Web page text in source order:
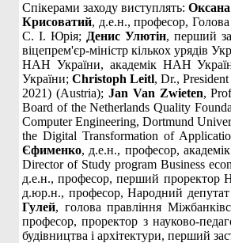
Спікерами заходу виступлять:
Крисоватий, д.е.н., професор, Голова
С. І. Юрія; Денис Улютін, перший
віцепрем'єр-міністр кількох урядів
НАН України, академік НАН
України;Christoph Leitl, Dr.,
2021) (Austria); Jan Van Zwieten,
Board of the Netherlands Quality
Computer Engineering, Dortmund
the Digital Transformation of
Єфименко, д.е.н., професор,
Director of Study program Business
д.е.н., професор, перший проректор
д.юр.н., професор, Народний
Гулей, голова правління
професор, проректор з науково-
будівництва і архітектури, перший